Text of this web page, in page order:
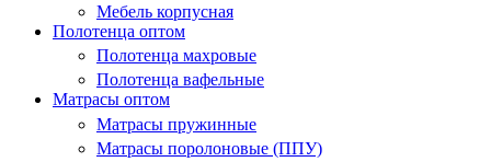
Мебель корпусная
Полотенца оптом
Полотенца махровые
Полотенца вафельные
Матрасы оптом
Матрасы пружинные
Матрасы поролоновые (ППУ)